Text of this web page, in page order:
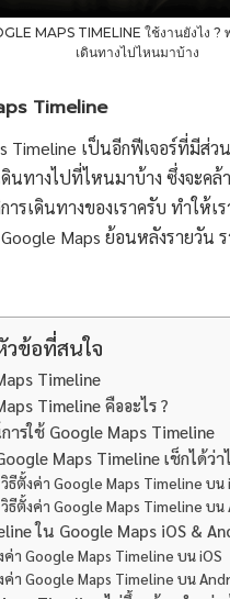
MAPS TIMELINE ใช้งานยังไง ?
เดินทางไปไหนมาบ้าง
Timeline
Timeline เป็นอีกฟีเจอร์ที่มีส่ว
นทางไปที่ไหนมาบ้าง ซึ่งจะคล้
รเดินทางของเราครับ ทำให้เ
Maps ย้อนหลังรายวัน
ข้อที่สนใจ
Timeline
Timeline คืออะไร ?
ารใช้ Google Maps Timeline
Maps Timeline เช็กได้ว่
ธีตั้งค่า Google Maps Timeline บน
วิธีตั้งค่า Google Maps Timeline บน
ใน Google Maps iOS &
ค่า Google Maps Timeline บน iOS
ค่า Google Maps Timeline บน